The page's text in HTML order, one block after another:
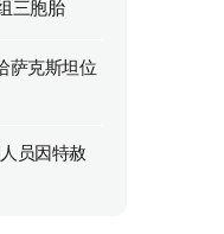
三胞胎
萨克斯坦位
员因特赦